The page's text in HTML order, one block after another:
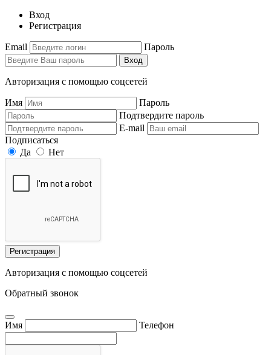
Вход
Регистрация
Email Пароль
Вход
Авторизация с помощью соцсетей
Имя
Пароль
Подтвердите пароль
E-mail
Подписаться
Да
Нет
Регистрация
Авторизация с помощью соцсетей
Обратный звонок
Имя Телефон